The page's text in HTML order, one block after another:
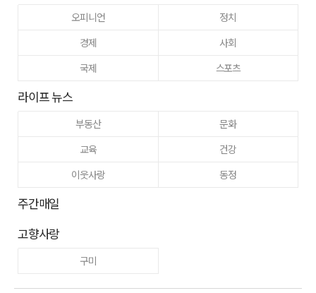
오피니언
정치
경제
사회
국제
스포츠
라이프 뉴스
부동산
문화
교육
건강
이웃사랑
동정
주간매일
고향사랑
구미